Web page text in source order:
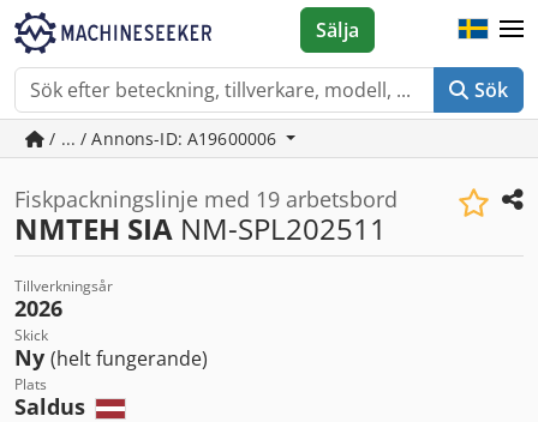
Sök
Sälja
/ ... / Annons-ID: A19600006
Fiskpackningslinje med 19 arbetsbord
NMTEH SIA NM-SPL202511
Tillverkningsår
2026
Skick
Ny (helt fungerande)
Plats
Saldus